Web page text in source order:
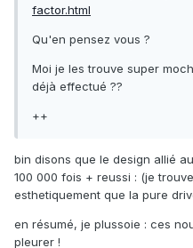
factor.html
Qu'en pensez vous ?
Moi je les trouve super
déjà effectué ??
++
bin disons que le design allié
100 000 fois + reussi : (je
esthetiquement que la pure
en résumé, je plussoie : ces
pleurer !